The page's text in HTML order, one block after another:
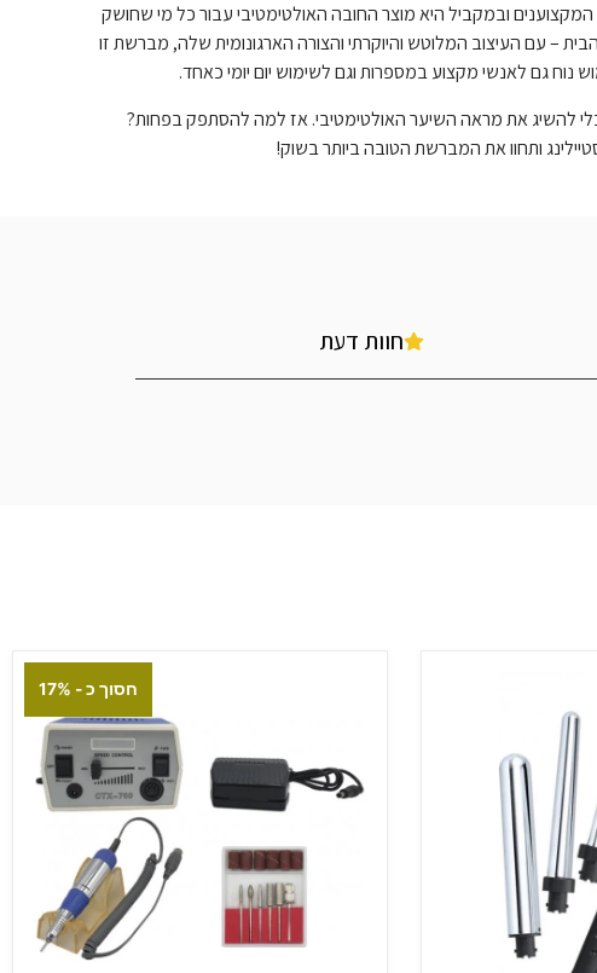
ובמקביל היא מוצר החובה האולטימטיבי עבור כל מי שחושק
– עם העיצוב המלוטש והיוקרתי והצורה הארגונומית שלה, מברשת זו
גם לאנשי מקצוע במספרות וגם לשימוש יום יומי כאחד.
להשיג את מראה השיער האולטימטיבי. אז למה להסתפק בפחות?
ותחוו את המברשת הטובה ביותר בשוק!
חוות דעת
חסוך כ - 17%